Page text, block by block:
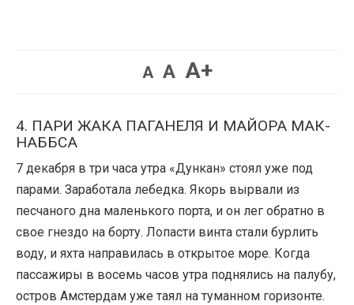
AУменьшить
AВернуть
A+Увеличить
4. ПАРИ ЖАКА ПАГАНЕЛЯ И МАЙОРА МАК-
НАББСА
7 декабря в три часа утра «Дункан» стоял уже под
парами. Заработала лебедка. Якорь вырвали из
песчаного дна маленького порта, и он лег обратно в
свое гнездо на борту. Лопасти винта стали бурлить
воду, и яхта направилась в открытое море. Когда
пассажиры в восемь часов утра поднялись на палубу,
остров Амстердам уже таял на туманном горизонте.